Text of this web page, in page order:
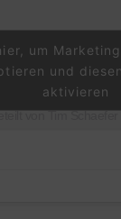
um
und
aktivieren